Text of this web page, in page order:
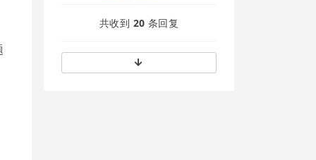
共收到 20 条回复